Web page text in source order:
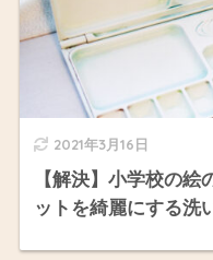
2021年3月16日
【解決】小学校の
ットを綺麗にする洗